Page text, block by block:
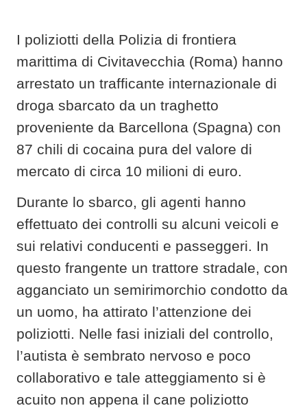
I poliziotti della Polizia di frontiera
marittima di Civitavecchia (Roma) hanno
arrestato un trafficante internazionale di
droga sbarcato da un traghetto
proveniente da Barcellona (Spagna) con
87 chili di cocaina pura del valore di
mercato di circa 10 milioni di euro.
Durante lo sbarco, gli agenti hanno
effettuato dei controlli su alcuni veicoli e
sui relativi conducenti e passeggeri. In
questo frangente un trattore stradale, con
agganciato un semirimorchio condotto da
un uomo, ha attirato l’attenzione dei
poliziotti. Nelle fasi iniziali del controllo,
l’autista è sembrato nervoso e poco
collaborativo e tale atteggiamento si è
acuito non appena il cane poliziotto